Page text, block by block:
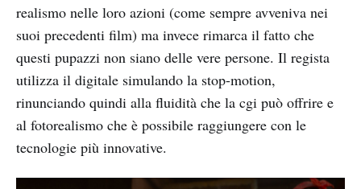
realismo nelle loro azioni (come sempre avveniva nei
suoi precedenti film) ma invece rimarca il fatto che
questi pupazzi non siano delle vere persone. Il regista
utilizza il digitale simulando la stop-motion,
rinunciando quindi alla fluidità che la cgi può offrire e
al fotorealismo che è possibile raggiungere con le
tecnologie più innovative.